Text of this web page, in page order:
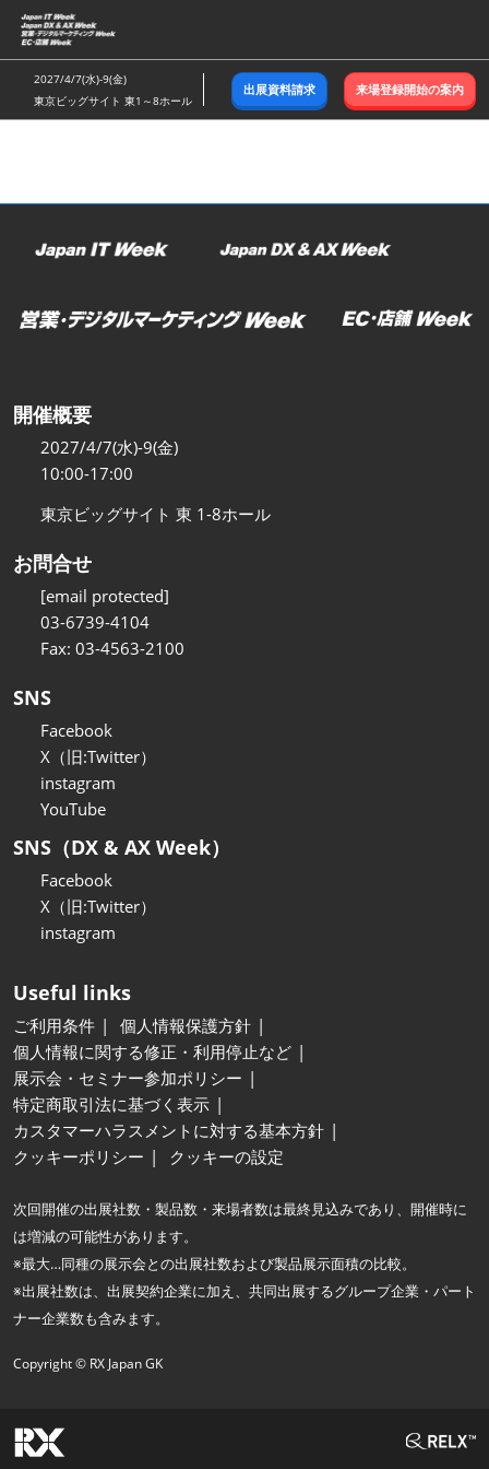
ス
キ
ッ
し
む
2027/4/7(水)-9(金)
東京ビッグサイト 東1～8ホール
出展資料請求 来場登録開始の案内
開催概要
2027/4/7(水)-9(金)
10:00-17:00
東京ビッグサイト 東 1-8ホール
お問合せ
[email protected]
03-6739-4104
Fax: 03-4563-2100
SNS
Facebook
X（旧:Twitter）
instagram
YouTube
SNS（DX & AX Week）
Facebook
X（旧:Twitter）
instagram
Useful links
ご利用条件
個人情報保護方針
個人情報に関する修正・利用停止など
展示会・セミナー参加ポリシー
特定商取引法に基づく表示
カスタマーハラスメントに対する基本方針
クッキーポリシー
クッキーの設定
次回開催の出展社数・製品数・来場者数は最終見込みであり、開催時に
は増減の可能性があります。
※最大…同種の展示会との出展社数および製品展示面積の比較。
※出展社数は、出展契約企業に加え、共同出展するグループ企業・パート
ナー企業数も含みます。
Copyright © RX Japan GK